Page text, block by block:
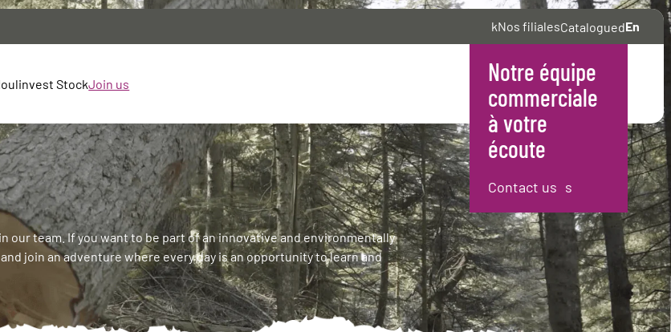
Nos filialesCatalogue En
Français
StockJoin us
Notre équipe
commerciale
à votre
écoute
Contact us
our team. If you want to be part of an innovative and environmentally
join an adventure where every day is an opportunity to learn and